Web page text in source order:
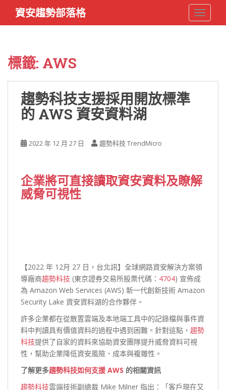
i
資安趨勢部落格
標籤: AWS
趨勢科技支援採用開放標準
的 AWS 資安資料湖
2022 年 12 月 27 日 趨勢科技 TrendMicro
企業將可直接讀取資安資料及瞭解
威脅可視性
【2022 年 12月 27 日，台北訊】全球網路資安解決方案領
導廠商趨勢科技 (東京證券交易所股票代碼： 4704) 宣佈成
為 Amazon Web Services (AWS) 新一代創新技術 Amazon
Security Lake 資安資料湖的合作夥伴。
許多企業都在從散置雲端及本地端工具中的記錄檔與事件資
料中判讀具有價值資料的過程中遇到困難。針對這點， 趨勢
科技提供了自家的資料來協助資安團隊提升威脅資料可視
性，幫助企業降低資安風險、成本與複雜性。
了解更多趨勢科技如何支援 AWS 的相關資訊
趨勢科技雲端技術副總裁 Mike Milner 指出：「客戶現在又